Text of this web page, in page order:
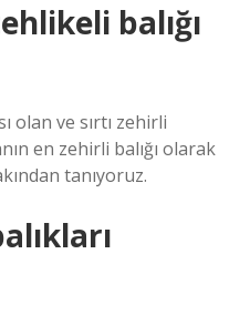
balığı
olan ve sırtı zehirli
en zehirli balığı olarak
tanıyoruz.